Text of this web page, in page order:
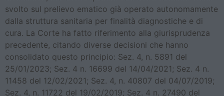
svolto sul prelievo ematico già operato autonomamente
dalla struttura sanitaria per finalità diagnostiche e di
cura. La Corte ha fatto riferimento alla giurisprudenza
precedente, citando diverse decisioni che hanno
consolidato questo principio: Sez. 4, n. 5891 del
25/01/2023; Sez. 4 n. 16699 del 14/04/2021; Sez. 4 n.
11458 del 12/02/2021; Sez. 4, n. 40807 del 04/07/2019;
Sez. 4, n. 11722 del 19/02/2019; Sez. 4 n. 27490 del